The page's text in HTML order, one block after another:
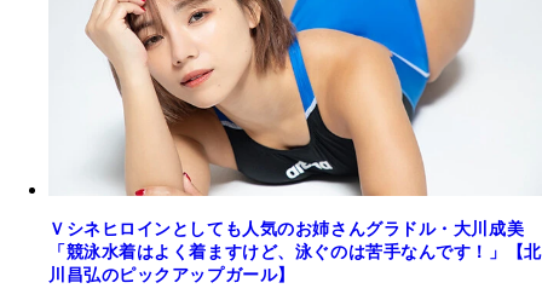
Ｖシネヒロインとしても人気のお姉さんグラドル・大川成美
「競泳水着はよく着ますけど、泳ぐのは苦手なんです！」【北
川昌弘のピックアップガール】